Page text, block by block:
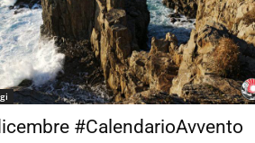
#CalendarioAvvento